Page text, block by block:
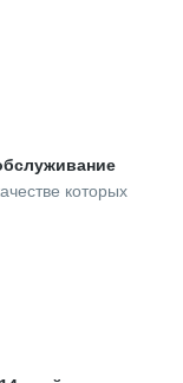
которых